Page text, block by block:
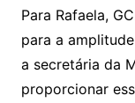
Para Rafaela,
para a
a secretária da
proporcionar